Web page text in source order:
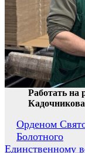
Работать на
Кадочникова
Навигация
по
Орденом
Болотного
Единственному